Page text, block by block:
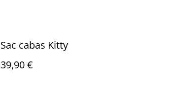
Sac cabas Kitty
39,90 €